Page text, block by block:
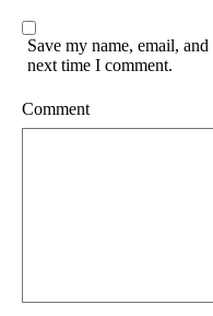
Save my name, email,
next time I comment.
Comment